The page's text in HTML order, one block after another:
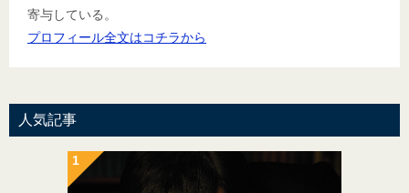
寄与している。
プロフィール全文はコチラから
人気記事